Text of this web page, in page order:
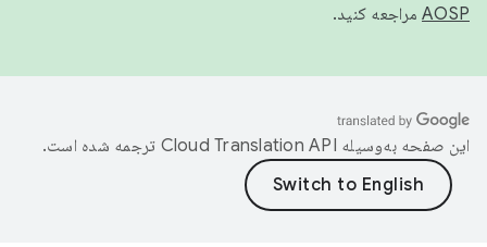
AOSP مراجعه کنید.
این صفحه به‌وسیله ترجمه شده است.